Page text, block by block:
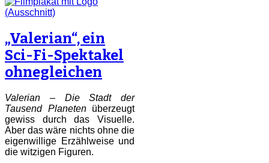
„Valerian“, ein
Sci-Fi-Spektakel
ohnegleichen
Valerian – Die Stadt der
Tausend Planetenüberzeugt
gewiss durch das Visuelle.
Aber das wäre nichts ohne die
eigenwillige Erzählweise und
die witzigen Figuren.